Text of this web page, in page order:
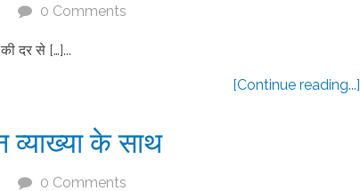
0 Comments
दर से […]...
[Continue reading...]
व्याख्या के साथ
0 Comments